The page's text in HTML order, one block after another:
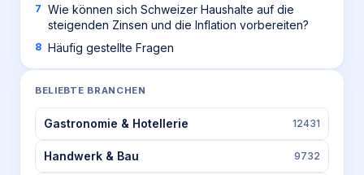
Wie können sich Schweizer Haushalte auf die
steigenden Zinsen und die Inflation vorbereiten?
Häufig gestellte Fragen
BELIEBTE BRANCHEN
Gastronomie & Hotellerie 12431
Handwerk & Bau 9732